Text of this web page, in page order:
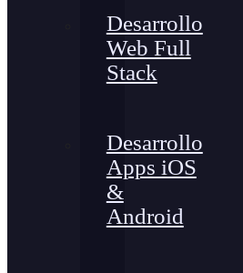
Desarrollo
Web Full
Stack
Desarrollo
Apps iOS
&
Android